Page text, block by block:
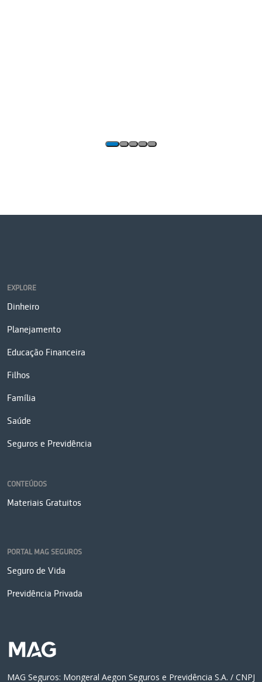
EXPLORE
Dinheiro
Planejamento
Educação Financeira
Filhos
Família
Saúde
Seguros e Previdência
CONTEÚDOS
Materiais Gratuitos
PORTAL MAG SEGUROS
Seguro de Vida
Previdência Privada
MAG Seguros: Mongeral Aegon Seguros e Previdência S.A. / CNPJ